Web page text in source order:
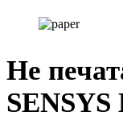
Не
SENSYS